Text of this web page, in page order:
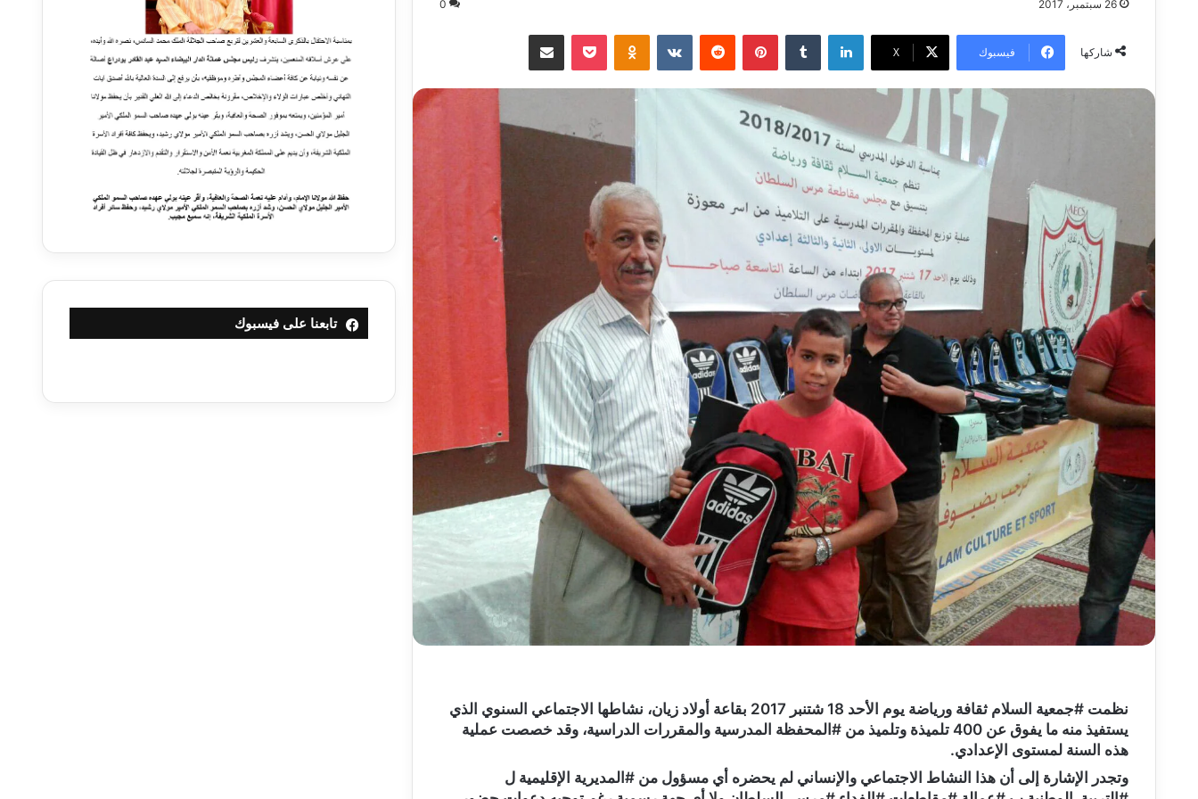
26 سبتمبر، 2017 0
شاركها فيسبوك ‫X
لينكدإن بينتيريست
نظمت #جمعية السلام ثقافة ورياضة يوم الأحد 18 شتنبر 2017 بقاعة أولاد زيان، نشاطها الاجتماعي السنوي الذي
يستفيذ منه ما يفوق عن 400 تلميذة وتلميذ من #المحفظة المدرسية والمقررات الدراسية، وقد خصصت عملية
هذه السنة لمستوى الإعدادي.
وتجدر الإشارة إلى أن هذا النشاط الاجتماعي والإنساني لم يحضره أي مسؤول من #المديرية الإقليمية ل
تابعنا على فيسبوك